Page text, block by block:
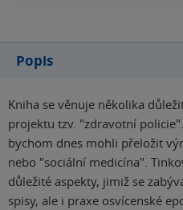
Popis
Kniha se věnuje několika
projektu tzv. "zdravotní
bychom dnes mohli přeložit
nebo "sociální medicína".
důležité aspekty, jimiž se
spisy, ale i praxe osvícenské